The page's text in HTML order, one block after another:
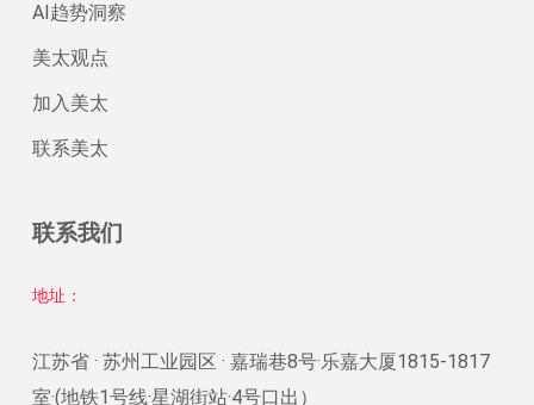
AI趋势洞察
美太观点
加入美太
联系美太
联系我们
地址：
江苏省 · 苏州工业园区 · 嘉瑞巷8号·乐嘉大厦1815-1817
室·(地铁1号线·星湖街站·4号口出）